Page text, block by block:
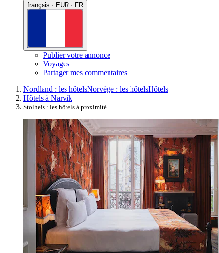
français · EUR · FR
Publier votre annonce
Voyages
Partager mes commentaires
Nordland : les hôtelsNorvège : les hôtelsHôtels
Hôtels à Narvik
Stolheis : les hôtels à proximité